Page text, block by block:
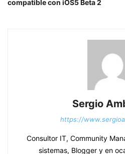
compatible con iOS5 Beta 2
Sergio
https://
Consultor IT, Community
sistemas, Blogger y en